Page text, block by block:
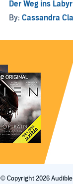
Der Weg ins
By: Cassandra
© Copyright 2026